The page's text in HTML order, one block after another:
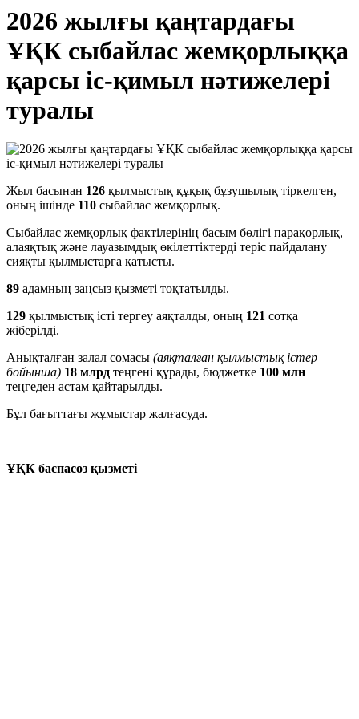
2026 жылғы қаңтардағы
ҰҚК сыбайлас жемқорлыққа
қарсы іс-қимыл нәтижелері
туралы
Жыл басынан 126 қылмыстық құқық бұзушылық тіркелген,
оның ішінде 110 сыбайлас жемқорлық.
Сыбайлас жемқорлық фактілерінің басым бөлігі парақорлық,
алаяқтық және лауазымдық өкiлеттiктерді теріс пайдалану
сияқты қылмыстарға қатысты.
89 адамның заңсыз қызметі тоқтатылды.
129 қылмыстық істі тергеу аяқталды, оның 121 сотқа
жіберілді.
Анықталған залал сомасы (аяқталған қылмыстық істер
бойынша) 18 млрд теңгені құрады, бюджетке 100 млн
теңгеден астам қайтарылды.
Бұл бағыттағы жұмыстар жалғасуда.
ҰҚК баспасөз қызметі